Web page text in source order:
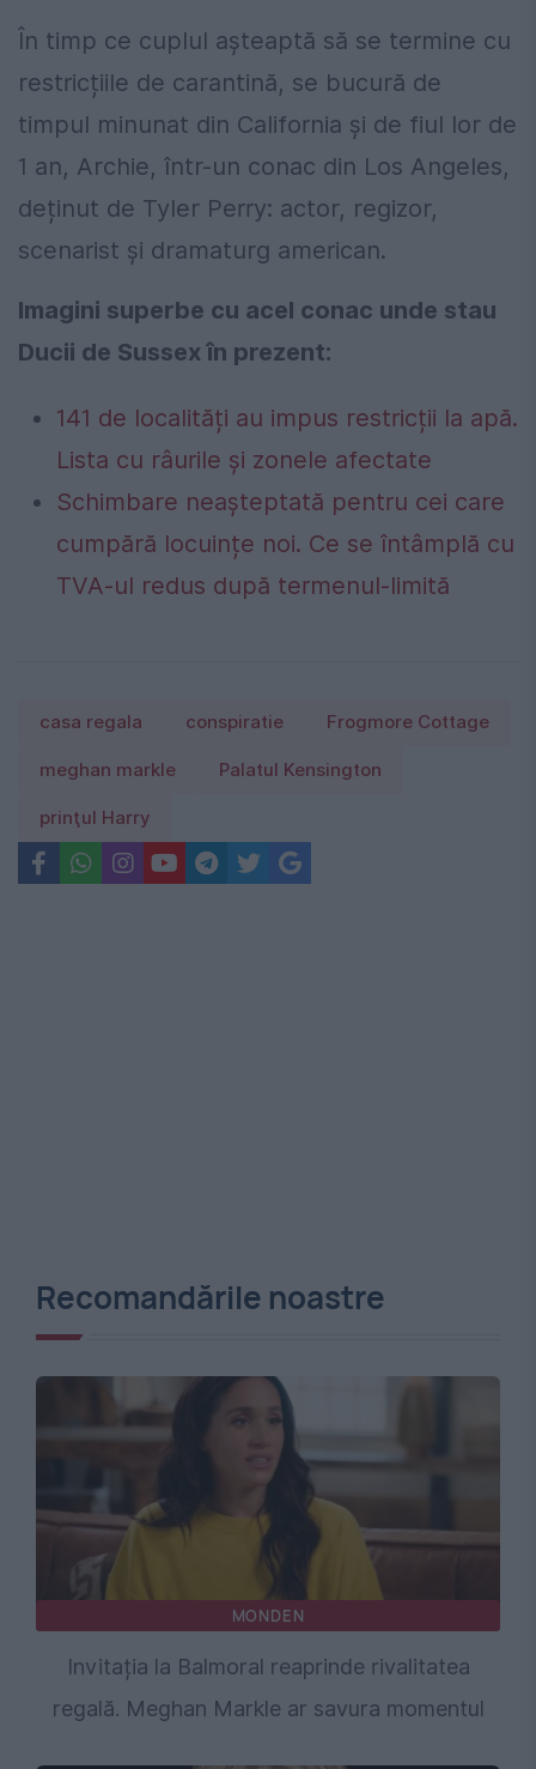
În timp ce cuplul așteaptă să se termine cu
restricțiile de carantină, se bucură de
timpul minunat din California şi de fiul lor de
1 an, Archie, într-un conac din Los Angeles,
deținut de Tyler Perry: actor, regizor,
scenarist și dramaturg american.
Imagini superbe cu acel conac unde stau
Ducii de Sussex în prezent:
141 de localități au impus restricții la apă.
Lista cu râurile și zonele afectate
Schimbare neașteptată pentru cei care
cumpără locuințe noi. Ce se întâmplă cu
TVA-ul redus după termenul-limită
casa regala conspiratie Frogmore Cottage
meghan markle Palatul Kensington
prinţul Harry
Recomandările noastre
MONDEN
Invitația la Balmoral reaprinde rivalitatea
regală. Meghan Markle ar savura momentul